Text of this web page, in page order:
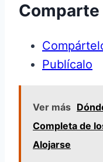
Publícalo
Ver más
Completa de
Alojarse